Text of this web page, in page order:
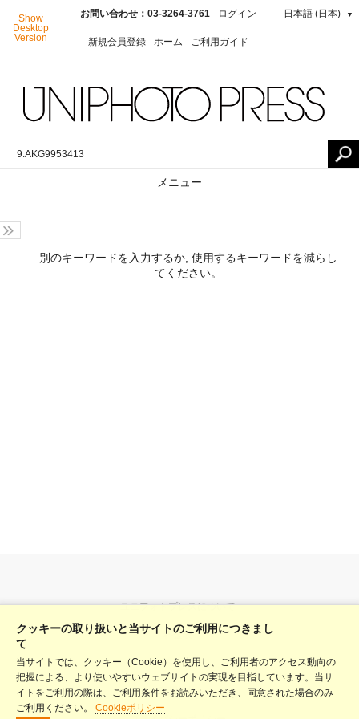
Show
Desktop
Version
お問い合わせ：03-3264-3761 ログイン
新規会員登録 ホーム ご利用ガイド
日本語 (日本) ▼
メニュー
別のキーワードを入力するか, 使用するキーワードを減らし
てください。
ユニフォトプレスについて
料金表
ヘルプ
利用規約
クッキーの取り扱いと当サイトのご利用につきまし
て
当サイトでは、クッキー（Cookie）を使用し、ご利用者のアクセス動向の
把握による、より使いやすいウェブサイトの実現を目指しています。当サ
イトをご利用の際は、ご利用条件をお読みいただき、同意された場合のみ
ご利用ください。 Cookieポリシー